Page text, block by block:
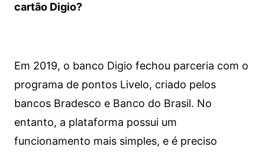
cartão Digio?
Em 2019, o banco Digio fechou parceria com o
programa de pontos Livelo, criado pelos
bancos Bradesco e Banco do Brasil. No
entanto, a plataforma possui um
funcionamento mais simples, e é preciso